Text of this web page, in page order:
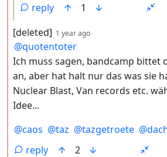
reply
1
by
[deleted] 1 year ago
@quotentoter
Ich muss sagen, bandcamp bittet
an, aber hat halt nur das was sie
Nuclear Blast, Van records etc.
Idee...
@caos @taz @tazgetroete @
reply
2